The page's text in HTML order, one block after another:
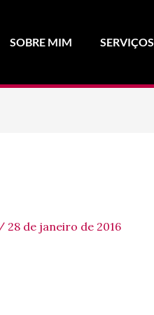
SOBRE MIM SERVIÇOS
/ 28 de janeiro de 2016